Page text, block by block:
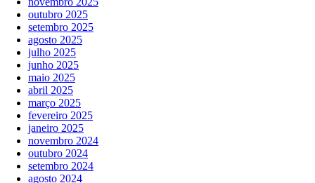
outubro 2025
setembro 2025
agosto 2025
julho 2025
junho 2025
maio 2025
abril 2025
março 2025
fevereiro 2025
janeiro 2025
novembro 2024
outubro 2024
setembro 2024
agosto 2024